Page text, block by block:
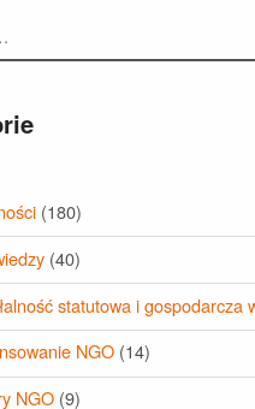
(180)
(40)
statutowa i gospodarcza
NGO (14)
NGO (9)